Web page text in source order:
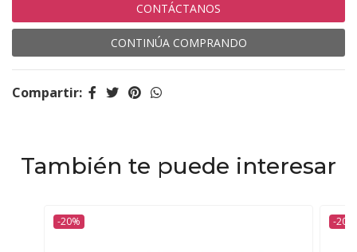
CONTÁCTANOS
CONTINÚA COMPRANDO
Compartir:
También te puede interesar
-20% -20%